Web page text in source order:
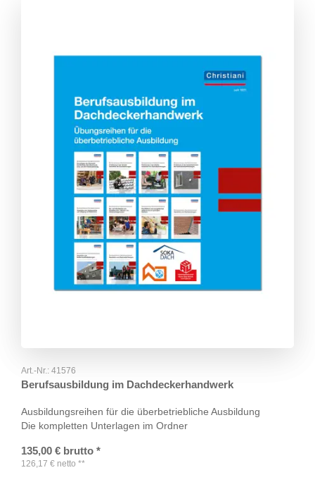
Art.-Nr.: 41576
Berufsausbildung im Dachdeckerhandwerk
Ausbildungsreihen für die überbetriebliche Ausbildung
Die kompletten Unterlagen im Ordner
135,00 € brutto *
126,17 € netto **